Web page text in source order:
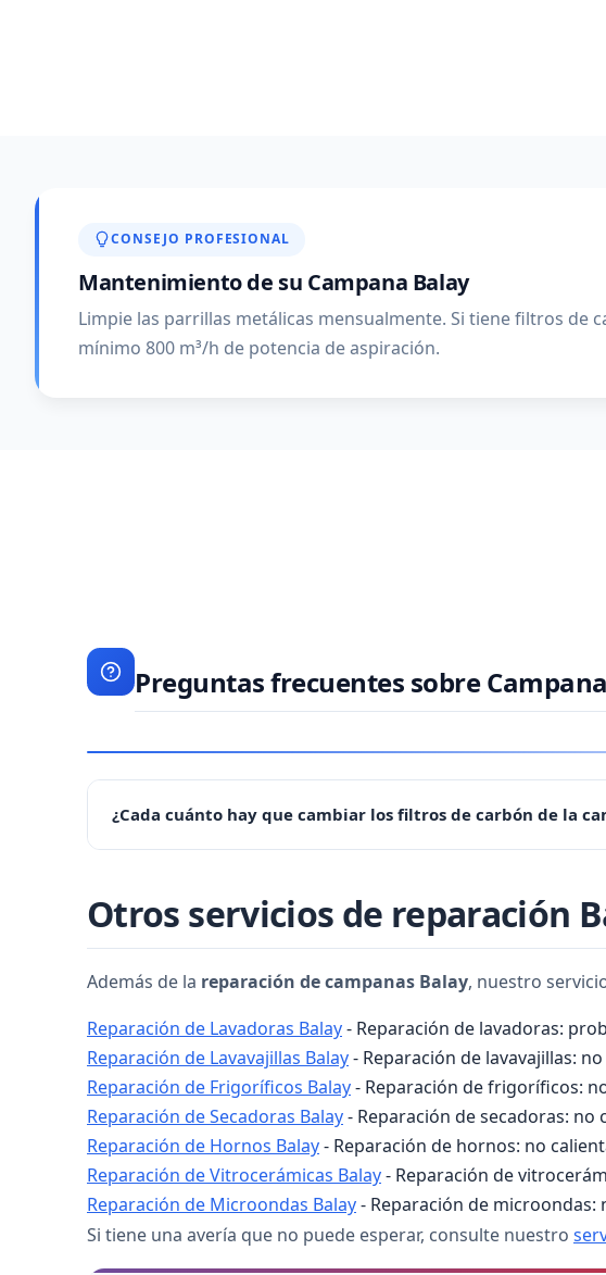
CONSEJO PROFESIONAL
Mantenimiento de su Campana Balay
Limpie las parrillas metálicas mensualmente. Si tiene filtros de
mínimo 800 m³/h de potencia de aspiración.
Preguntas frecuentes sobre
¿Cada cuánto hay que cambiar los filtros de carbón de la
mínimo 800 m³/h de aspiración.
Otros servicios de reparación
Además de la reparación de campanas Balay, nuestro
Reparación de Lavadoras Balay- Reparación de lavadoras:
Reparación de Lavavajillas Balay- Reparación de lavavajillas:
Reparación de Frigoríficos Balay- Reparación de frigoríficos:
Reparación de Secadoras Balay- Reparación de secadoras:
Reparación de Hornos Balay- Reparación de hornos: no
Reparación de Vitrocerámicas Balay- Reparación de
Reparación de Microondas Balay- Reparación de
Si tiene una avería que no puede esperar, consulte nuestro